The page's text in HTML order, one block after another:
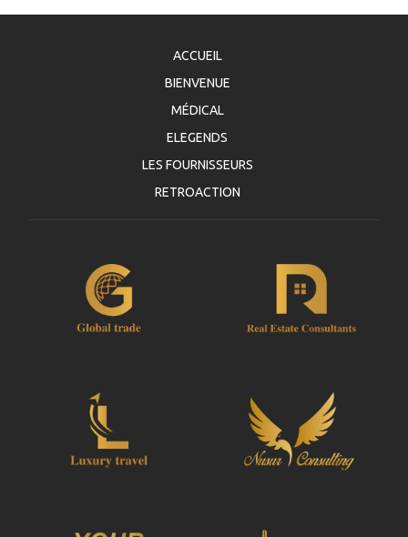
ACCUEIL
BIENVENUE
MÉDICAL
ELEGENDS
LES FOURNISSEURS
RETROACTION